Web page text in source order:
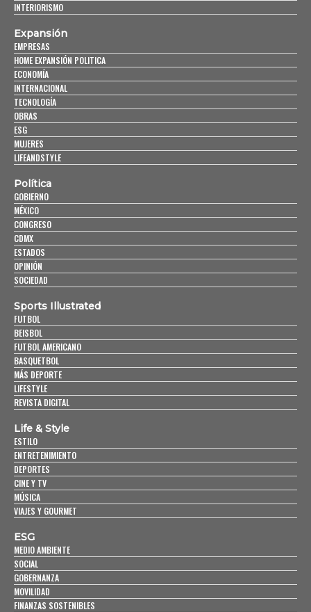
INTERIORISMO
Expansión
EMPRESAS
HOME EXPANSIÓN POLITICA
ECONOMÍA
INTERNACIONAL
TECNOLOGÍA
OBRAS
ESG
MUJERES
LIFEANDSTYLE
Política
GOBIERNO
MÉXICO
CONGRESO
CDMX
ESTADOS
OPINIÓN
SOCIEDAD
Sports Illustrated
FUTBOL
BEISBOL
FUTBOL AMERICANO
BASQUETBOL
MÁS DEPORTE
LIFESTYLE
REVISTA DIGITAL
Life & Style
ESTILO
ENTRETENIMIENTO
DEPORTES
CINE Y TV
MÚSICA
VIAJES Y GOURMET
ESG
MEDIO AMBIENTE
SOCIAL
GOBERNANZA
MOVILIDAD
FINANZAS SOSTENIBLES